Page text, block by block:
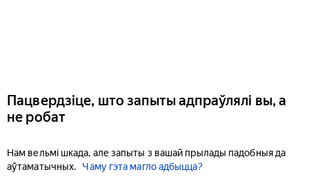
Пацвердзіце, што запыты адпраўлялі вы, а
не робат
Нам вельмі шкада, але запыты з вашай прылады падобныя да
аўтаматычных.
Чаму гэта магло адбыцца?